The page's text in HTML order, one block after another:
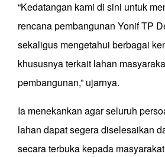
“Kedatangan kami di sini untuk
rencana pembangunan Yonif TP
sekaligus mengetahui berbagai
khususnya terkait lahan
pembangunan,” ujarnya.
Ia menekankan agar seluruh
lahan dapat segera diselesaikan
secara terbuka kepada